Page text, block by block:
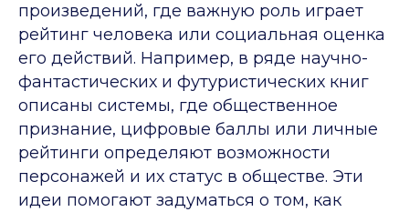
произведений, где важную роль играет
рейтинг человека или социальная оценка
его действий. Например, в ряде научно-
фантастических и футуристических книг
описаны системы, где общественное
признание, цифровые баллы или личные
рейтинги определяют возможности
персонажей и их статус в обществе. Эти
идеи помогают задуматься о том, как